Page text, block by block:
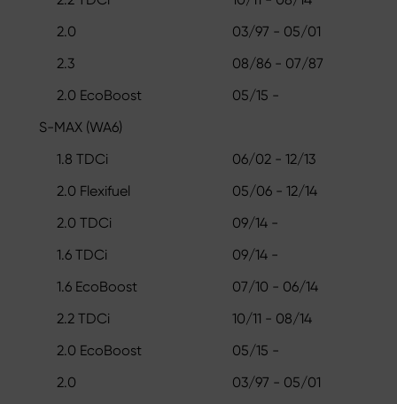
2.0
03/97 - 05/01
2.3
08/86 - 07/87
2.0 EcoBoost
05/15 -
S-MAX (WA6)
1.8 TDCi
06/02 - 12/13
2.0 Flexifuel
05/06 - 12/14
2.0 TDCi
09/14 -
1.6 TDCi
09/14 -
1.6 EcoBoost
07/10 - 06/14
2.2 TDCi
10/11 - 08/14
2.0 EcoBoost
05/15 -
2.0
03/97 - 05/01